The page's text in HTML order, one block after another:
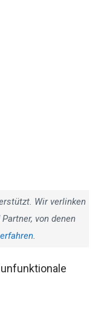
Wir verlinken
von denen
.